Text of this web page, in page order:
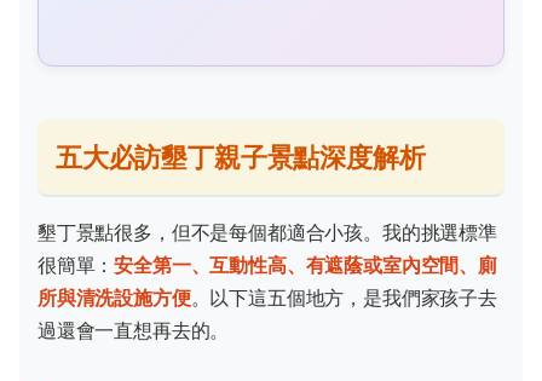
五大必訪墾丁親子景點深度解析
墾丁景點很多，但不是每個都適合小孩。我的挑選標準
很簡單：安全第一、互動性高、有遮蔭或室內空間、廁
所與清洗設施方便。以下這五個地方，是我們家孩子去
過還會一直想再去的。